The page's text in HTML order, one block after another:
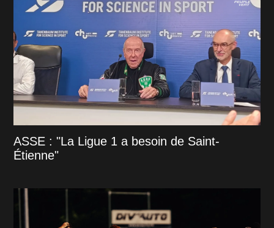
ASSE : "La Ligue 1 a besoin de Saint-
Étienne"